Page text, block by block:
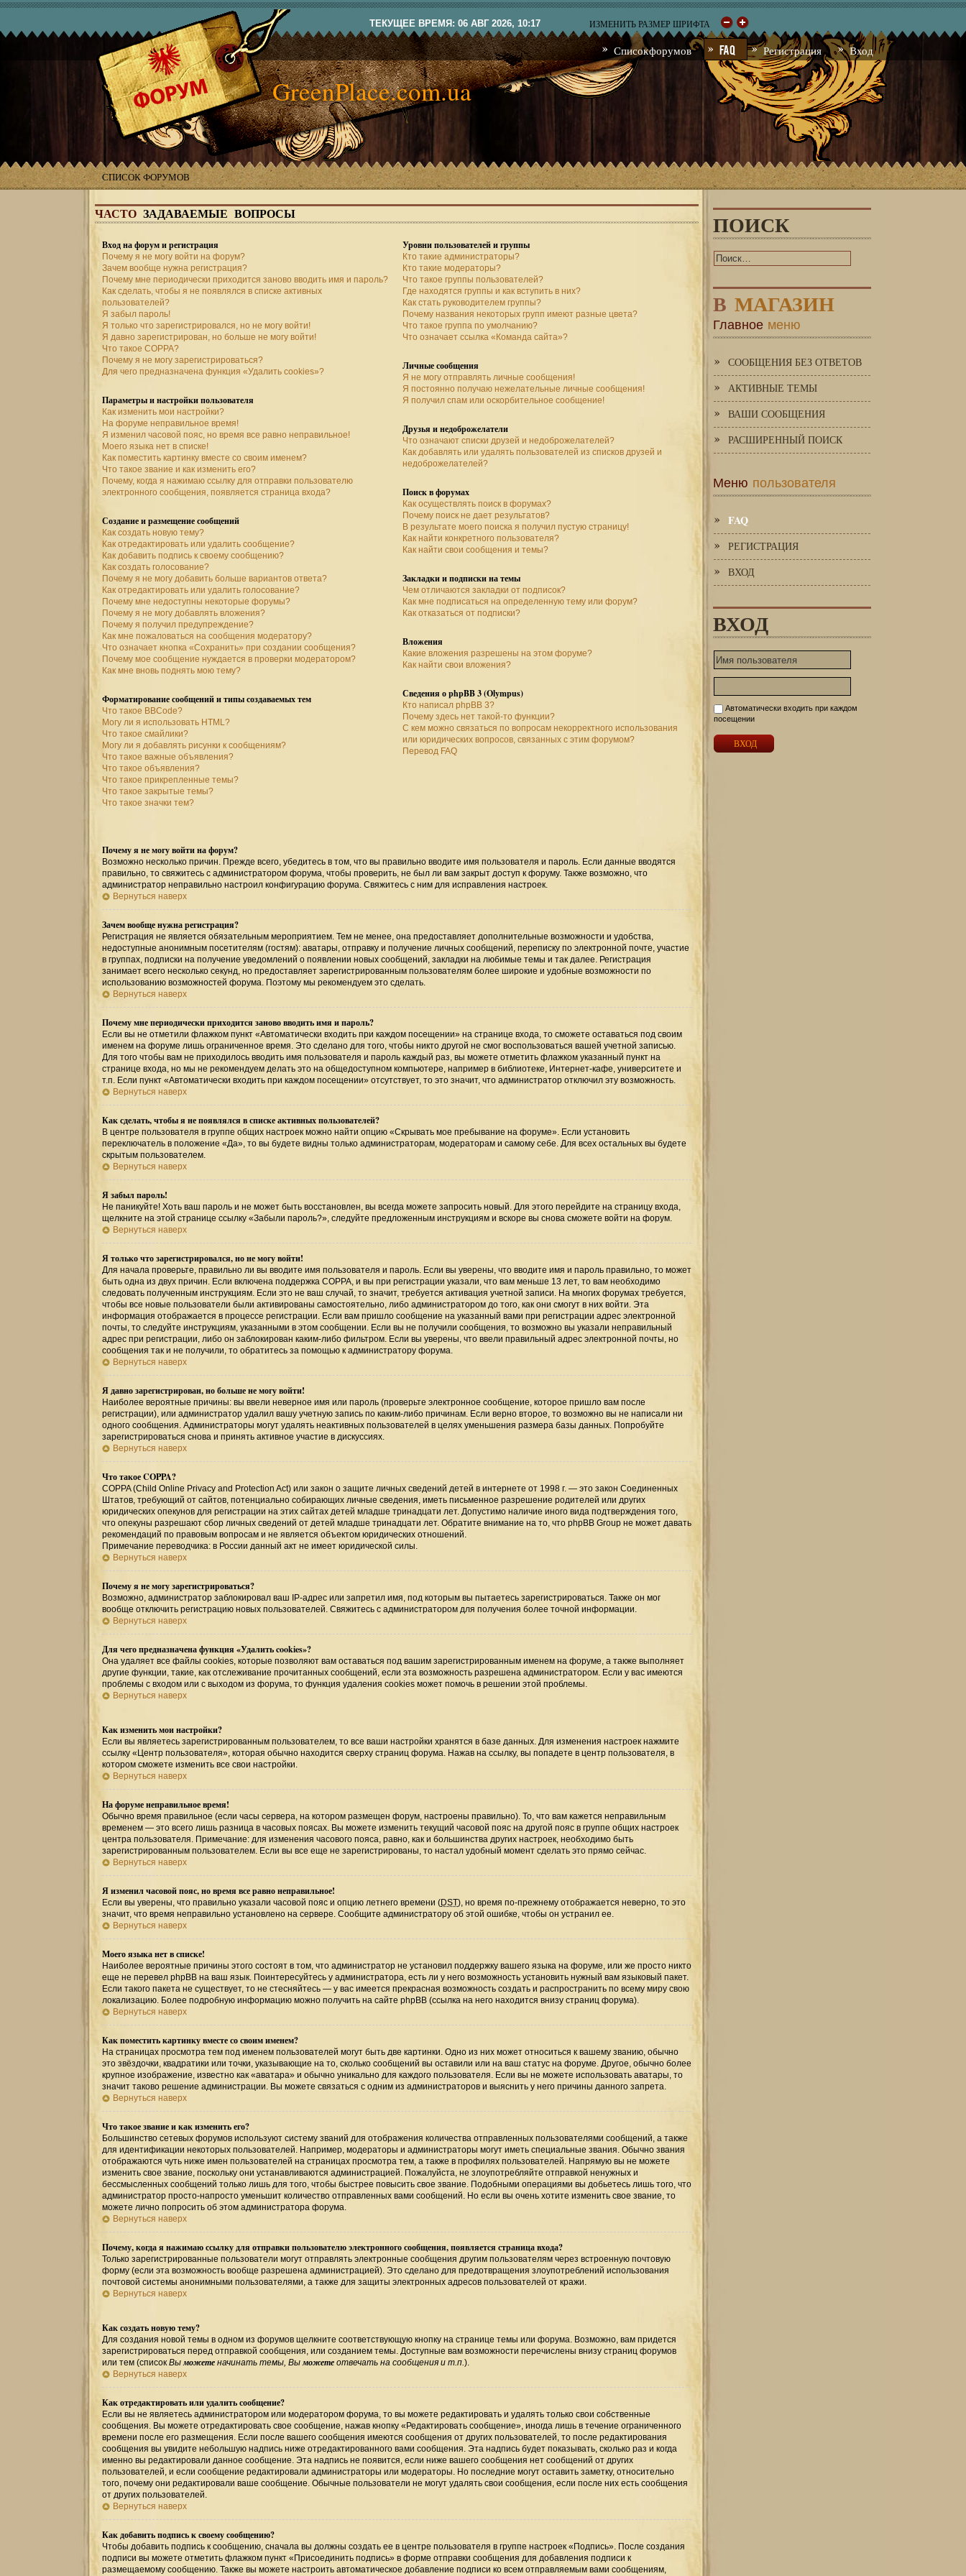
ТЕКУЩЕЕ ВРЕМЯ: 06 АВГ 2026, 10:17 ИЗМЕНИТЬ РАЗМЕР ШРИФТА
Список форумов FAQ Регистрация Вход
GreenPlace.com.ua
СПИСОК ФОРУМОВ
ЧАСТО ЗАДАВАЕМЫЕ ВОПРОСЫ
Вход на форум и регистрация
Почему я не могу войти на форум?
Зачем вообще нужна регистрация?
Почему мне периодически приходится заново вводить имя и пароль?
Как сделать, чтобы я не появлялся в списке активных
пользователей?
Я забыл пароль!
Я только что зарегистрировался, но не могу войти!
Я давно зарегистрирован, но больше не могу войти!
Что такое COPPA?
Почему я не могу зарегистрироваться?
Для чего предназначена функция «Удалить cookies»?
Параметры и настройки пользователя
Как изменить мои настройки?
На форуме неправильное время!
Я изменил часовой пояс, но время все равно неправильное!
Моего языка нет в списке!
Как поместить картинку вместе со своим именем?
Что такое звание и как изменить его?
Почему, когда я нажимаю ссылку для отправки пользователю
электронного сообщения, появляется страница входа?
Создание и размещение сообщений
Как создать новую тему?
Как отредактировать или удалить сообщение?
Как добавить подпись к своему сообщению?
Как создать голосование?
Почему я не могу добавить больше вариантов ответа?
Как отредактировать или удалить голосование?
Почему мне недоступны некоторые форумы?
Почему я не могу добавлять вложения?
Почему я получил предупреждение?
Как мне пожаловаться на сообщения модератору?
Что означает кнопка «Сохранить» при создании сообщения?
Почему мое сообщение нуждается в проверки модератором?
Как мне вновь поднять мою тему?
Форматирование сообщений и типы создаваемых тем
Что такое BBCode?
Могу ли я использовать HTML?
Что такое смайлики?
Могу ли я добавлять рисунки к сообщениям?
Что такое важные объявления?
Что такое объявления?
Что такое прикрепленные темы?
Что такое закрытые темы?
Что такое значки тем?
Уровни пользователей и группы
Кто такие администраторы?
Кто такие модераторы?
Что такое группы пользователей?
Где находятся группы и как вступить в них?
Как стать руководителем группы?
Почему названия некоторых групп имеют разные цвета?
Что такое группа по умолчанию?
Что означает ссылка «Команда сайта»?
Личные сообщения
Я не могу отправлять личные сообщения!
Я постоянно получаю нежелательные личные сообщения!
Я получил спам или оскорбительное сообщение!
Друзья и недоброжелатели
Что означают списки друзей и недоброжелателей?
Как добавлять или удалять пользователей из списков друзей и
недоброжелателей?
Поиск в форумах
Как осуществлять поиск в форумах?
Почему поиск не дает результатов?
В результате моего поиска я получил пустую страницу!
Как найти конкретного пользователя?
Как найти свои сообщения и темы?
Закладки и подписки на темы
Чем отличаются закладки от подписок?
Как мне подписаться на определенную тему или форум?
Как отказаться от подписки?
Вложения
Какие вложения разрешены на этом форуме?
Как найти свои вложения?
Сведения о phpBB 3 (Olympus)
Кто написал phpBB 3?
Почему здесь нет такой-то функции?
С кем можно связаться по вопросам некорректного использования
или юридических вопросов, связанных с этим форумом?
Перевод FAQ
Почему я не могу войти на форум?
Возможно несколько причин. Прежде всего, убедитесь в том, что вы правильно вводите имя пользователя и пароль. Если данные вводятся
правильно, то свяжитесь с администратором форума, чтобы проверить, не был ли вам закрыт доступ к форуму. Также возможно, что
администратор неправильно настроил конфигурацию форума. Свяжитесь с ним для исправления настроек.
Вернуться наверх
Зачем вообще нужна регистрация?
Регистрация не является обязательным мероприятием. Тем не менее, она предоставляет дополнительные возможности и удобства,
недоступные анонимным посетителям (гостям): аватары, отправку и получение личных сообщений, переписку по электронной почте, участие
в группах, подписки на получение уведомлений о появлении новых сообщений, закладки на любимые темы и так далее. Регистрация
занимает всего несколько секунд, но предоставляет зарегистрированным пользователям более широкие и удобные возможности по
использованию возможностей форума. Поэтому мы рекомендуем это сделать.
Вернуться наверх
Почему мне периодически приходится заново вводить имя и пароль?
Если вы не отметили флажком пункт «Автоматически входить при каждом посещении» на странице входа, то сможете оставаться под своим
именем на форуме лишь ограниченное время. Это сделано для того, чтобы никто другой не смог воспользоваться вашей учетной записью.
Для того чтобы вам не приходилось вводить имя пользователя и пароль каждый раз, вы можете отметить флажком указанный пункт на
странице входа, но мы не рекомендуем делать это на общедоступном компьютере, например в библиотеке, Интернет-кафе, университете и
т.п. Если пункт «Автоматически входить при каждом посещении» отсутствует, то это значит, что администратор отключил эту возможность.
Вернуться наверх
Как сделать, чтобы я не появлялся в списке активных пользователей?
В центре пользователя в группе общих настроек можно найти опцию «Скрывать мое пребывание на форуме». Если установить
переключатель в положение «Да», то вы будете видны только администраторам, модераторам и самому себе. Для всех остальных вы будете
скрытым пользователем.
Вернуться наверх
Я забыл пароль!
Не паникуйте! Хоть ваш пароль и не может быть восстановлен, вы всегда можете запросить новый. Для этого перейдите на страницу входа,
щелкните на этой странице ссылку «Забыли пароль?», следуйте предложенным инструкциям и вскоре вы снова сможете войти на форум.
Вернуться наверх
Я только что зарегистрировался, но не могу войти!
Для начала проверьте, правильно ли вы вводите имя пользователя и пароль. Если вы уверены, что вводите имя и пароль правильно, то может
быть одна из двух причин. Если включена поддержка COPPA, и вы при регистрации указали, что вам меньше 13 лет, то вам необходимо
следовать полученным инструкциям. Если это не ваш случай, то значит, требуется активация учетной записи. На многих форумах требуется,
чтобы все новые пользователи были активированы самостоятельно, либо администратором до того, как они смогут в них войти. Эта
информация отображается в процессе регистрации. Если вам пришло сообщение на указанный вами при регистрации адрес электронной
почты, то следуйте инструкциям, указанными в этом сообщении. Если вы не получили сообщения, то возможно вы указали неправильный
адрес при регистрации, либо он заблокирован каким-либо фильтром. Если вы уверены, что ввели правильный адрес электронной почты, но
сообщения так и не получили, то обратитесь за помощью к администратору форума.
Вернуться наверх
Я давно зарегистрирован, но больше не могу войти!
Наиболее вероятные причины: вы ввели неверное имя или пароль (проверьте электронное сообщение, которое пришло вам после
регистрации), или администратор удалил вашу учетную запись по каким-либо причинам. Если верно второе, то возможно вы не написали ни
одного сообщения. Администраторы могут удалять неактивных пользователей в целях уменьшения размера базы данных. Попробуйте
зарегистрироваться снова и принять активное участие в дискуссиях.
Вернуться наверх
Что такое COPPA?
COPPA (Child Online Privacy and Protection Act) или закон о защите личных сведений детей в интернете от 1998 г. — это закон Соединенных
Штатов, требующий от сайтов, потенциально собирающих личные сведения, иметь письменное разрешение родителей или других
юридических опекунов для регистрации на этих сайтах детей младше тринадцати лет. Допустимо наличие иного вида подтверждения того,
что опекуны разрешают сбор личных сведений от детей младше тринадцати лет. Обратите внимание на то, что phpBB Group не может давать
рекомендаций по правовым вопросам и не является объектом юридических отношений.
Примечание переводчика: в России данный акт не имеет юридической силы.
Вернуться наверх
Почему я не могу зарегистрироваться?
Возможно, администратор заблокировал ваш IP-адрес или запретил имя, под которым вы пытаетесь зарегистрироваться. Также он мог
вообще отключить регистрацию новых пользователей. Свяжитесь с администратором для получения более точной информации.
Вернуться наверх
Для чего предназначена функция «Удалить cookies»?
Она удаляет все файлы cookies, которые позволяют вам оставаться под вашим зарегистрированным именем на форуме, а также выполняет
другие функции, такие, как отслеживание прочитанных сообщений, если эта возможность разрешена администратором. Если у вас имеются
проблемы с входом или с выходом из форума, то функция удаления cookies может помочь в решении этой проблемы.
Вернуться наверх
Как изменить мои настройки?
Если вы являетесь зарегистрированным пользователем, то все ваши настройки хранятся в базе данных. Для изменения настроек нажмите
ссылку «Центр пользователя», которая обычно находится сверху страниц форума. Нажав на ссылку, вы попадете в центр пользователя, в
котором сможете изменить все свои настройки.
Вернуться наверх
На форуме неправильное время!
Обычно время правильное (если часы сервера, на котором размещен форум, настроены правильно). То, что вам кажется неправильным
временем — это всего лишь разница в часовых поясах. Вы можете изменить текущий часовой пояс на другой пояс в группе общих настроек
центра пользователя. Примечание: для изменения часового пояса, равно, как и большинства других настроек, необходимо быть
зарегистрированным пользователем. Если вы все еще не зарегистрированы, то настал удобный момент сделать это прямо сейчас.
Вернуться наверх
Я изменил часовой пояс, но время все равно неправильное!
Если вы уверены, что правильно указали часовой пояс и опцию летнего времени (DST), но время по-прежнему отображается неверно, то это
значит, что время неправильно установлено на сервере. Сообщите администратору об этой ошибке, чтобы он устранил ее.
Вернуться наверх
Моего языка нет в списке!
Наиболее вероятные причины этого состоят в том, что администратор не установил поддержку вашего языка на форуме, или же просто никто
еще не перевел phpBB на ваш язык. Поинтересуйтесь у администратора, есть ли у него возможность установить нужный вам языковый пакет.
Если такого пакета не существует, то не стесняйтесь — у вас имеется прекрасная возможность создать и распространить по всему миру свою
локализацию. Более подробную информацию можно получить на сайте phpBB (ссылка на него находится внизу страниц форума).
Вернуться наверх
Как поместить картинку вместе со своим именем?
На страницах просмотра тем под именем пользователей могут быть две картинки. Одно из них может относиться к вашему званию, обычно
это звёздочки, квадратики или точки, указывающие на то, сколько сообщений вы оставили или на ваш статус на форуме. Другое, обычно более
крупное изображение, известно как «аватара» и обычно уникально для каждого пользователя. Если вы не можете использовать аватары, то
значит таково решение администрации. Вы можете связаться с одним из администраторов и выяснить у него причины данного запрета.
Вернуться наверх
Что такое звание и как изменить его?
Большинство сетевых форумов используют систему званий для отображения количества отправленных пользователями сообщений, а также
для идентификации некоторых пользователей. Например, модераторы и администраторы могут иметь специальные звания. Обычно звания
отображаются чуть ниже имен пользователей на страницах просмотра тем, а также в профилях пользователей. Напрямую вы не можете
изменить свое звание, поскольку они устанавливаются администрацией. Пожалуйста, не злоупотребляйте отправкой ненужных и
бессмысленных сообщений только лишь для того, чтобы быстрее повысить свое звание. Подобными операциями вы добьетесь лишь того, что
администратор просто-напросто уменьшит количество отправленных вами сообщений. Но если вы очень хотите изменить свое звание, то
можете лично попросить об этом администратора форума.
Вернуться наверх
Почему, когда я нажимаю ссылку для отправки пользователю электронного сообщения, появляется страница входа?
Только зарегистрированные пользователи могут отправлять электронные сообщения другим пользователям через встроенную почтовую
форму (если эта возможность вообще разрешена администрацией). Это сделано для предотвращения злоупотреблений использования
почтовой системы анонимными пользователями, а также для защиты электронных адресов пользователей от кражи.
Вернуться наверх
Как создать новую тему?
Для создания новой темы в одном из форумов щелкните соответствующую кнопку на странице темы или форума. Возможно, вам придется
зарегистрироваться перед отправкой сообщения, или созданием темы. Доступные вам возможности перечислены внизу страниц форумов
или тем (список Выможете начинать темы, Выможете отвечать на сообщения и т.п.).
Вернуться наверх
Как отредактировать или удалить сообщение?
Если вы не являетесь администратором или модератором форума, то вы можете редактировать и удалять только свои собственные
сообщения. Вы можете отредактировать свое сообщение, нажав кнопку «Редактировать сообщение», иногда лишь в течение ограниченного
времени после его размещения. Если после вашего сообщения имеются сообщения от других пользователей, то после редактирования
сообщения вы увидите небольшую надпись ниже отредактированного вами сообщения. Эта надпись будет показывать, сколько раз и когда
именно вы редактировали данное сообщение. Эта надпись не появится, если ниже вашего сообщения нет сообщений от других
пользователей, и если сообщение редактировали администраторы или модераторы. Но последние могут оставить заметку, относительно
того, почему они редактировали ваше сообщение. Обычные пользователи не могут удалять свои сообщения, если после них есть сообщения
от других пользователей.
Вернуться наверх
Как добавить подпись к своему сообщению?
Чтобы добавить подпись к сообщению, сначала вы должны создать ее в центре пользователя в группе настроек «Подпись». После создания
подписи вы можете отметить флажком пункт «Присоединить подпись» в форме отправки сообщения для добавления подписи к
размещаемому сообщению. Также вы можете настроить автоматическое добавление подписи ко всем отправляемым вами сообщениям,
ПОИСК
В МАГАЗИН
Главное меню
СООБЩЕНИЯ БЕЗ ОТВЕТОВ
АКТИВНЫЕ ТЕМЫ
ВАШИ СООБЩЕНИЯ
РАСШИРЕННЫЙ ПОИСК
Меню пользователя
FAQ
РЕГИСТРАЦИЯ
ВХОД
ВХОД
Автоматически входить при каждом
посещении